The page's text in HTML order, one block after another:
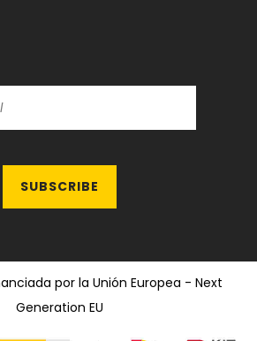
por la Unión Europea - Next
Generation EU